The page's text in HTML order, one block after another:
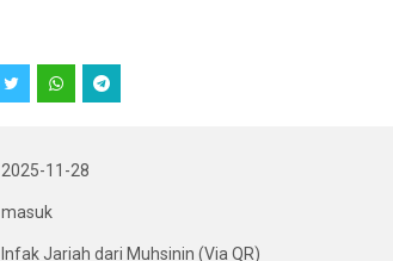
2025-11-28
masuk
Infak Jariah dari Muhsinin (Via QR)